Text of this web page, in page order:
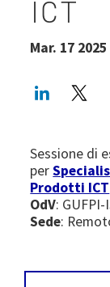
ICT
Mar. 17 2025
Sessione di
per
Prodotti ICT
OdV: GUFPI-
Sede: